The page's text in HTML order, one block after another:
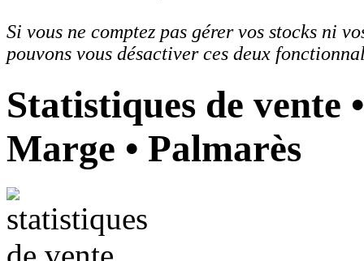
Si vous ne comptez pas gérer vos stocks ni
pouvons vous désactiver ces deux
Statistiques de vente
Marge • Palmarès